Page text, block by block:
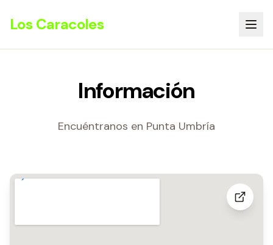
Los Caracoles
Información
Encuéntranos en Punta Umbría